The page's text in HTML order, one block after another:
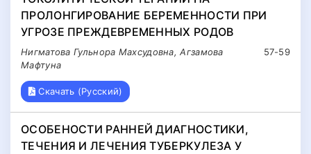
ПРОЛОНГИРОВАНИЕ БЕРЕМЕННОСТИ ПРИ
УГРОЗЕ ПРЕЖДЕВРЕМЕННЫХ РОДОВ
57-59
Нигматова Гульнора Махсудовна, Агзамова
Мафтуна
Скачать (Русский)
ОСОБЕНОСТИ РАННЕЙ ДИАГНОСТИКИ,
ТЕЧЕНИЯ И ЛЕЧЕНИЯ ТУБЕРКУЛЕЗА У